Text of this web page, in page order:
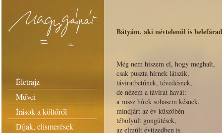
Életrajz
Művei
Írások a költőről
Díjak, elismerések
Bátyám, aki névtelenül is
Még nem hiszem el, hogy meghalt,
csak puszta hírnek látszik,
táviratbetűnek, tévedésnek,
de nézem a távirat havát:
a rossz hírek sohasem késnek,
mindjárt az év küszöbén
tébolyult gongütések,
az elmúlt évtizedben is